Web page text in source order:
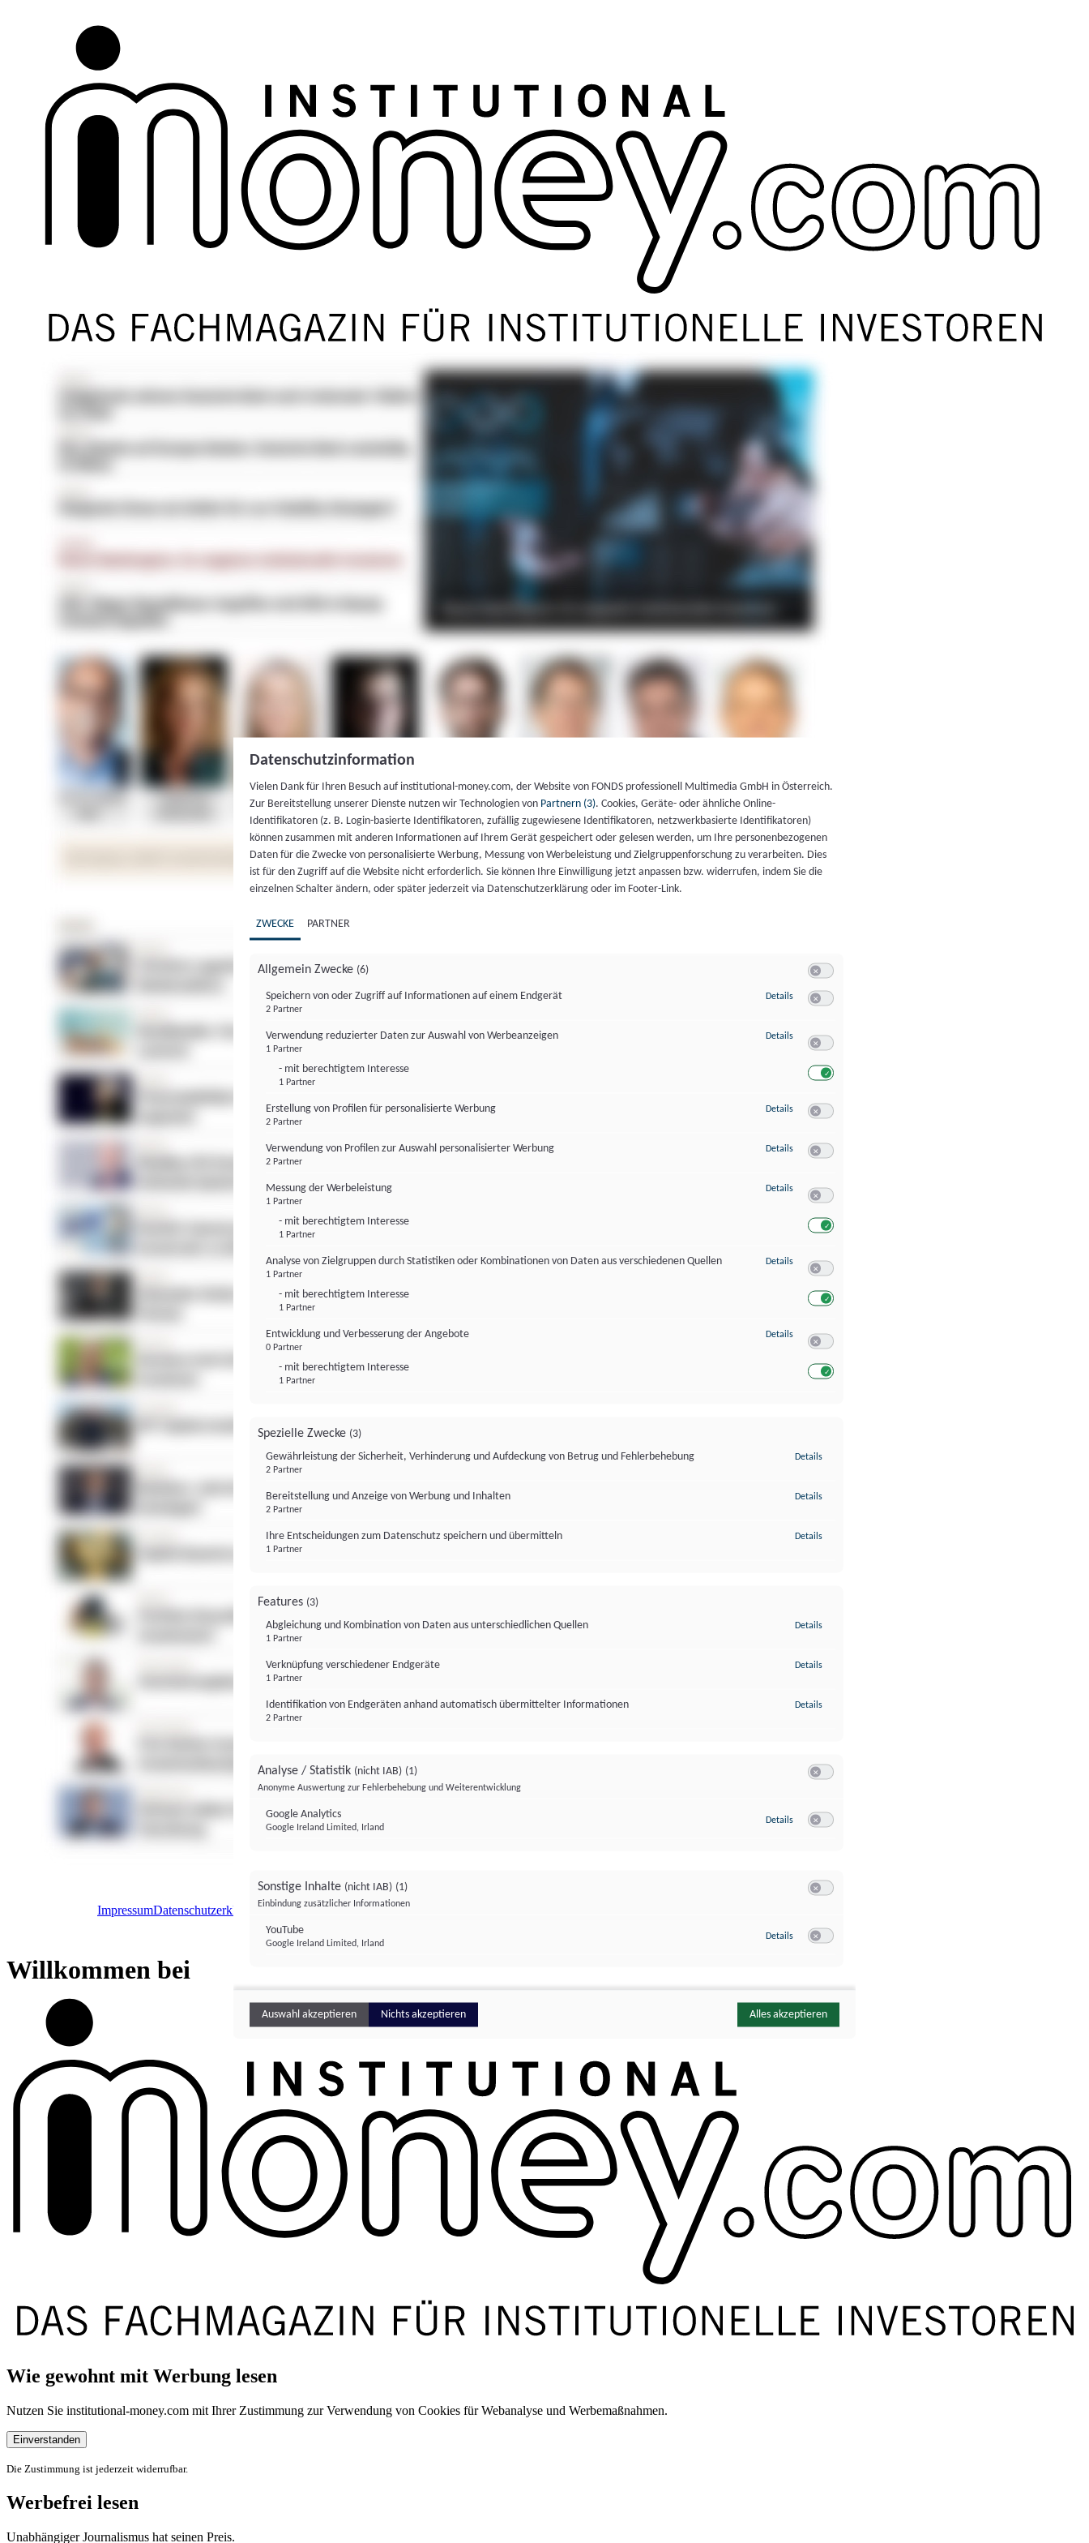
ImpressumDatenschutzerklärungDatenschutzeinstellungen
Willkommen bei
Wie gewohnt mit Werbung lesen
Nutzen Sie institutional-money.com mit Ihrer Zustimmung zur Verwendung von Cookies für Webanalyse und Werbemaßnahmen.
Einverstanden
Die Zustimmung ist jederzeit widerrufbar.
Werbefrei lesen
Unabhängiger Journalismus hat seinen Preis.
Datenschutzinformation
Vielen Dank für Ihren Besuch auf institutional-money.com, der Website von FONDS professionell Multimedia GmbH in Österreich.
Zur Bereitstellung unserer Dienste nutzen wir Technologien von Partnern (3). Cookies, Geräte- oder ähnliche Online-
Identifikatoren (z. B. Login-basierte Identifikatoren, zufällig zugewiesene Identifikatoren, netzwerkbasierte Identifikatoren)
können zusammen mit anderen Informationen auf Ihrem Gerät gespeichert oder gelesen werden, um Ihre personenbezogenen
Daten für die Zwecke von personalisierte Werbung, Messung von Werbeleistung und Zielgruppenforschung zu verarbeiten. Dies
ist für den Zugriff auf die Website nicht erforderlich. Sie können Ihre Einwilligung jetzt anpassen bzw. widerrufen, indem Sie die
einzelnen Schalter ändern, oder später jederzeit via Datenschutzerklärung oder im Footer-Link.
ZWECKE PARTNER
Allgemein Zwecke (6)
Speichern von oder Zugriff auf Informationen auf einem Endgerät
2 Partner
Details zu Speichern von oder Zugriff auf Informationen auf einem Endgerät
Verwendung reduzierter Daten zur Auswahl von Werbeanzeigen
1 Partner
- mit berechtigtem Interesse
1 Partner
Details zu Verwendung reduzierter Daten zur Auswahl von Werbeanzeigen
Erstellung von Profilen für personalisierte Werbung
2 Partner
Details zu Erstellung von Profilen für personalisierte Werbung
Verwendung von Profilen zur Auswahl personalisierter Werbung
2 Partner
Details zu Verwendung von Profilen zur Auswahl personalisierter Werbung
Messung der Werbeleistung
1 Partner
- mit berechtigtem Interesse
1 Partner
Details zu Messung der Werbeleistung
Analyse von Zielgruppen durch Statistiken oder Kombinationen von Daten aus verschiedenen Quellen
1 Partner
- mit berechtigtem Interesse
1 Partner
Details zu Analyse von Zielgruppen durch Statistiken oder Kombinationen von
Entwicklung und Verbesserung der Angebote
0 Partner
- mit berechtigtem Interesse
1 Partner
Details zu Entwicklung und Verbesserung der Angebote
Spezielle Zwecke (3)
Gewährleistung der Sicherheit, Verhinderung und Aufdeckung von Betrug und Fehlerbehebung
2 Partner
Details
Bereitstellung und Anzeige von Werbung und Inhalten
2 Partner
Details
Ihre Entscheidungen zum Datenschutz speichern und übermitteln
1 Partner
Details
Features (3)
Abgleichung und Kombination von Daten aus unterschiedlichen Quellen
1 Partner
Details
Verknüpfung verschiedener Endgeräte
1 Partner
Details
Identifikation von Endgeräten anhand automatisch übermittelter Informationen
2 Partner
Details
Analyse / Statistik (nicht IAB) (1)
Anonyme Auswertung zur Fehlerbehebung und Weiterentwicklung
Google Analytics
Google Ireland Limited, Irland
Details zu Google Analytics
Sonstige Inhalte (nicht IAB) (1)
Einbindung zusätzlicher Informationen
YouTube
Google Ireland Limited, Irland
Details zu YouTube
Auswahl akzeptieren Nichts akzeptieren Alles akzeptieren